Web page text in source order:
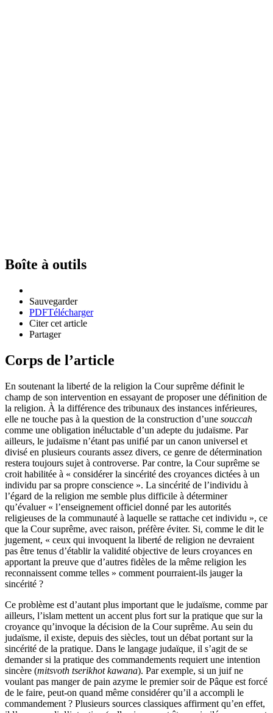
Boîte à outils
Sauvegarder
PDFTélécharger
Citer cet article
Partager
Corps de l’article
En soutenant la liberté de la religion la Cour suprême définit le
champ de son intervention en essayant de proposer une définition de
la religion. À la différence des tribunaux des instances inférieures,
elle ne touche pas à la question de la construction d’une souccah
comme une obligation inéluctable d’un adepte du judaïsme. Par
ailleurs, le judaïsme n’étant pas unifié par un canon universel et
divisé en plusieurs courants assez divers, ce genre de détermination
restera toujours sujet à controverse. Par contre, la Cour suprême se
croit habilitée à « considérer la sincérité des croyances dictées à un
individu par sa propre conscience ». La sincérité de l’individu à
l’égard de la religion me semble plus difficile à déterminer
qu’évaluer « l’enseignement officiel donné par les autorités
religieuses de la communauté à laquelle se rattache cet individu », ce
que la Cour suprême, avec raison, préfère éviter. Si, comme le dit le
jugement, « ceux qui invoquent la liberté de religion ne devraient
pas être tenus d’établir la validité objective de leurs croyances en
apportant la preuve que d’autres fidèles de la même religion les
reconnaissent comme telles » comment pourraient-ils jauger la
sincérité ?
Ce problème est d’autant plus important que le judaïsme, comme par
ailleurs, l’islam mettent un accent plus fort sur la pratique que sur la
croyance qu’invoque la décision de la Cour suprême. Au sein du
judaïsme, il existe, depuis des siècles, tout un débat portant sur la
sincérité de la pratique. Dans le langage judaïque, il s’agit de se
demander si la pratique des commandements requiert une intention
sincère (mitsvoth tserikhot kawana). Par exemple, si un juif ne
voulant pas manger de pain azyme le premier soir de Pâque est forcé
de le faire, peut-on quand même considérer qu’il a accompli le
commandement ? Plusieurs sources classiques affirment qu’en effet,